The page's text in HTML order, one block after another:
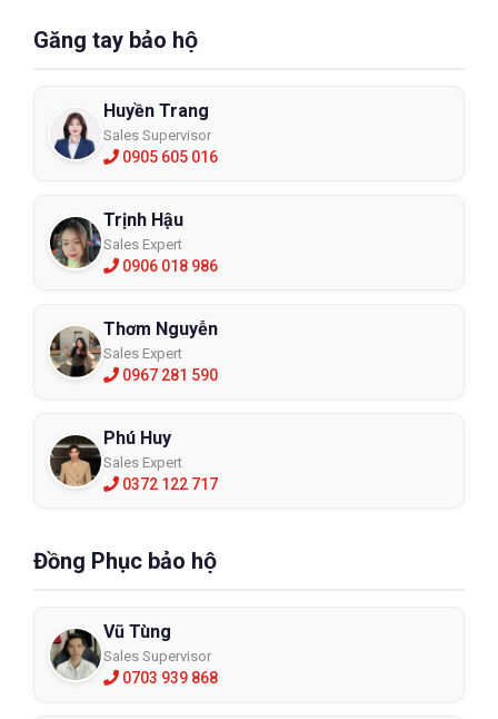
Găng tay bảo hộ
Huyền Trang
Sales Supervisor
0905 605 016
Trịnh Hậu
Sales Expert
0906 018 986
Thơm Nguyễn
Sales Expert
0967 281 590
Phú Huy
Sales Expert
0372 122 717
Đồng Phục bảo hộ
Vũ Tùng
Sales Supervisor
0703 939 868